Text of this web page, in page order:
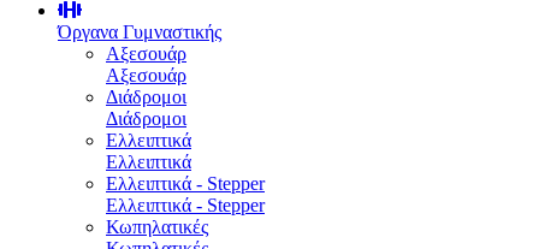
Όργανα Γυμναστικής
Αξεσουάρ
Αξεσουάρ
Διάδρομοι
Διάδρομοι
Ελλειπτικά
Ελλειπτικά
Ελλειπτικά - Stepper
Ελλειπτικά - Stepper
Κωπηλατικές